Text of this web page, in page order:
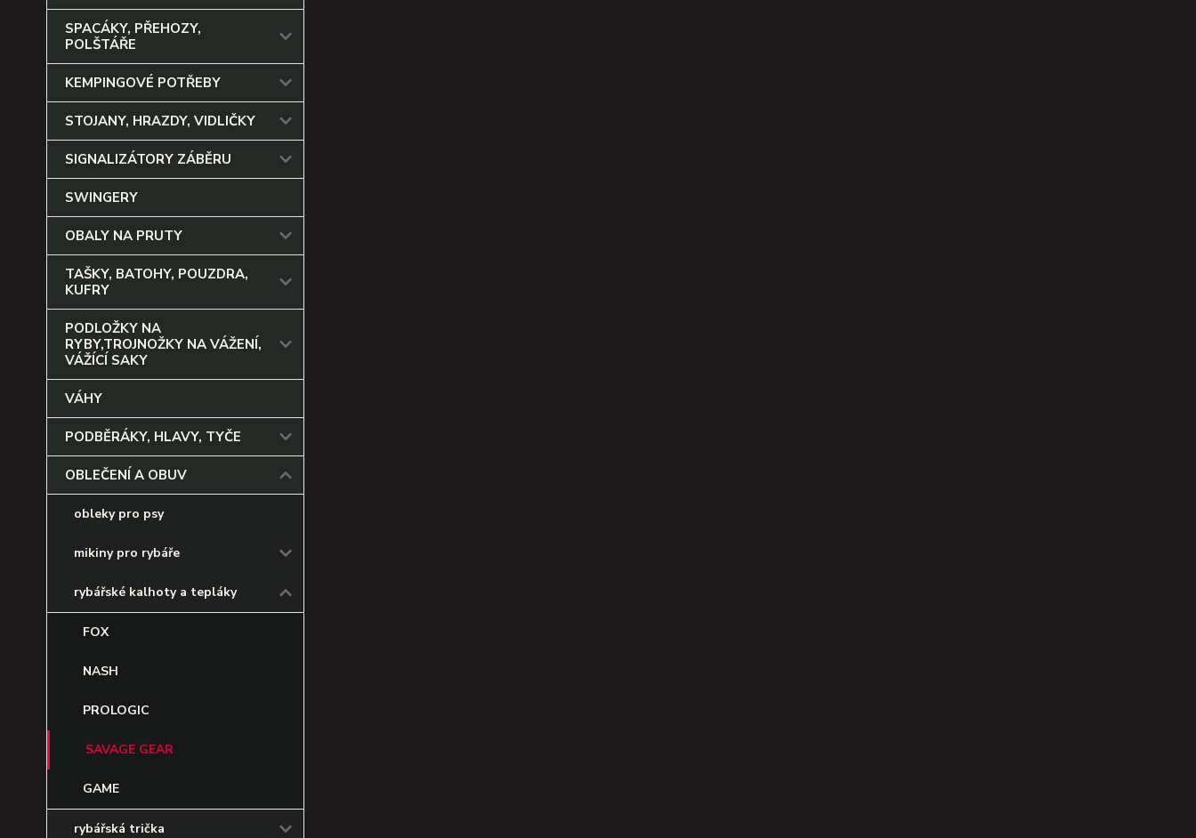
SPACÁKY, PŘEHOZY,
POLŠTÁŘE
KEMPINGOVÉ POTŘEBY
STOJANY, HRAZDY, VIDLIČKY
SIGNALIZÁTORY ZÁBĚRU
SWINGERY
OBALY NA PRUTY
TAŠKY, BATOHY, POUZDRA,
KUFRY
PODLOŽKY NA
RYBY,TROJNOŽKY NA VÁŽENÍ,
VÁŽÍCÍ SAKY
VÁHY
PODBĚRÁKY, HLAVY, TYČE
OBLEČENÍ A OBUV
obleky pro psy
mikiny pro rybáře
rybářské kalhoty a tepláky
FOX
NASH
PROLOGIC
SAVAGE GEAR
GAME
rybářská trička